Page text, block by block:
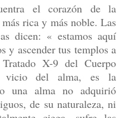
el corazón de la
rica y más noble. Las
dicen: « estamos aquí
y ascender tus templos a
X-9 del Cuerpo
vicio del alma, es la
una alma no adquirió
de su naturaleza, ni